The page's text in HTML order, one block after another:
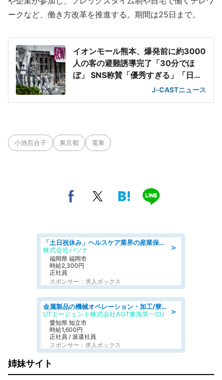
ークなど、働き方改革を推進する。期間は25日まで。
イオンモール熊本、爆発前に約3000
人の客の避難誘導完了「30分でほ
ぼ」 SNS称賛「優秀すぎる」「日頃
J-CASTニュース
小池百合子 東京都 電車
＞
「土日祝休み」ヘルスケア業界の産業保健師/高時給/未経験OK/要資格:保健師、正看護師
株式会社パソナ
福岡県 福岡市
時給2,300円
正社員
スポンサー：求人ボックス
＞
金属製品の機械オペレーション・加工/寮完備/日払い/工場・製造
UTエージェント株式会社AGT東海第一CU
愛知県 知立市
時給1,600円
正社員 / 派遣社員
スポンサー：求人ボックス
姉妹サイト